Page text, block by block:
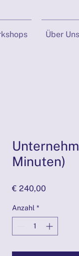
Über Uns
Minuten)
€ 240,00
Anzahl *